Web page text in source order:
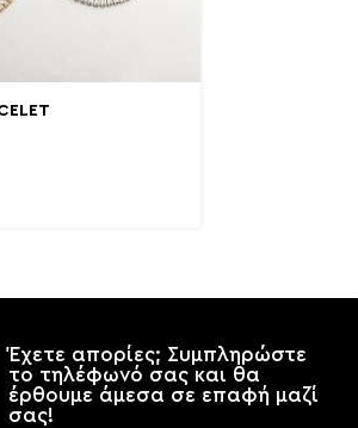
Έχετε απορίες; Συμπληρώστε
το τηλέφωνό σας και θα
έρθουμε άμεσα σε επαφή μαζί
σας!